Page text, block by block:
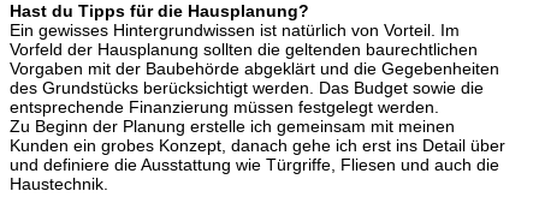
Hast du Tipps für die Hausplanung?
Ein gewisses Hintergrundwissen ist natürlich von Vorteil. Im
Vorfeld der Hausplanung sollten die geltenden baurechtlichen
Vorgaben mit der Baubehörde abgeklärt und die Gegebenheiten
des Grundstücks berücksichtigt werden. Das Budget sowie die
entsprechende Finanzierung müssen festgelegt werden.
Zu Beginn der Planung erstelle ich gemeinsam mit meinen
Kunden ein grobes Konzept, danach gehe ich erst ins Detail über
und definiere die Ausstattung wie Türgriffe, Fliesen und auch die
Haustechnik.